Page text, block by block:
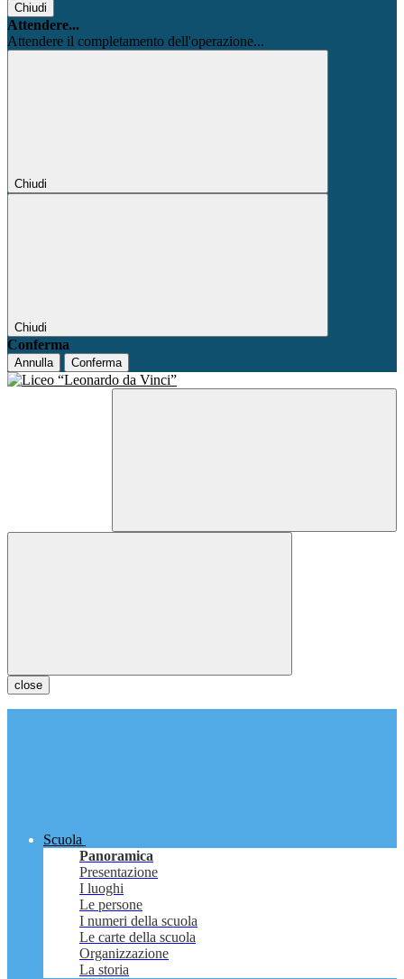
Chiudi
Attendere...
Attendere il completamento dell'operazione...
Chiudi
Chiudi
Conferma
Annulla Conferma
close
Scuola
Panoramica
Presentazione
I luoghi
Le persone
I numeri della scuola
Le carte della scuola
Organizzazione
La storia